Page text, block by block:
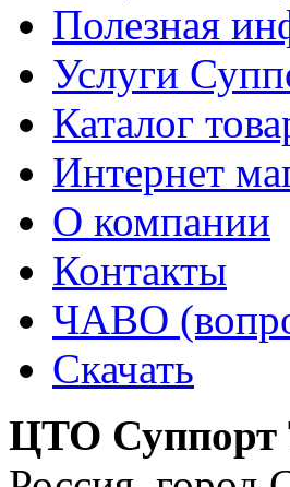
Полезная
Услуги
Каталог
Интернет
О компании
Контакты
ЧАВО
Скачать
ЦТО Суппорт